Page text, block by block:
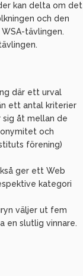
kan delta om det
och den
tävlingen.
där ett urval
ett antal kriterier
sig åt mellan de
och
förening)
ger ett Web
kategori
väljer ut fem
en slutlig vinnare.